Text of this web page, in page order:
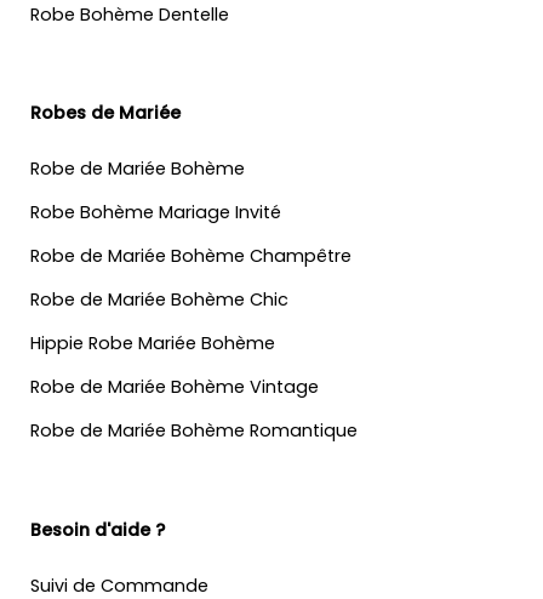
Robe Bohème Dentelle
Robes de Mariée
Robe de Mariée Bohème
Robe Bohème Mariage Invité
Robe de Mariée Bohème Champêtre
Robe de Mariée Bohème Chic
Hippie Robe Mariée Bohème
Robe de Mariée Bohème Vintage
Robe de Mariée Bohème Romantique
Besoin d'aide ?
Suivi de Commande